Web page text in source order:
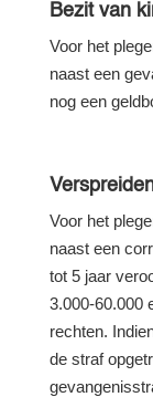
Bezit van
Voor het
naast een
nog een
Voor het
naast een
tot 5 jaar
3.000-60.000
rechten.
de straf